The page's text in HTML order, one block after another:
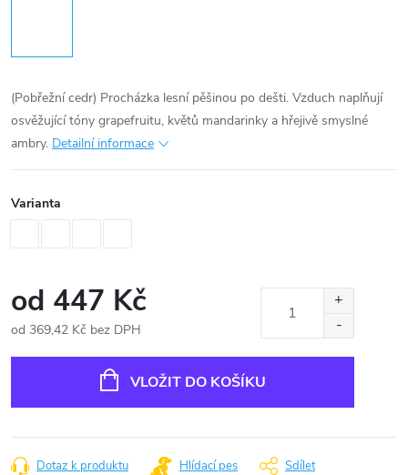
(Pobřežní cedr) Procházka lesní pěšinou po dešti. Vzduch naplňují
osvěžující tóny grapefruitu, květů mandarinky a hřejivě smyslné
ambry. Detailní informace
Varianta
od 447 Kč
od 369,42 Kč bez DPH
VLOŽIT DO KOŠÍKU
Dotaz k produktu Hlídací pes Sdílet